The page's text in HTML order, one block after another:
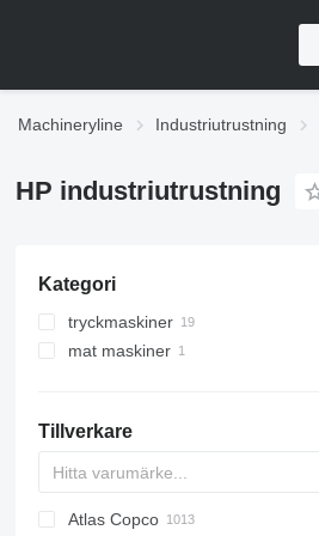
Machineryline Industriutrustning
HP industriutrustning
Kategori
tryckmaskiner
skrivare
storformatsskrivare
multifunktionsenheter
offsettryckmaskiner
förtryck utrustning
professionella skanners
mat maskiner
Tillverkare
PDS
APD
AB
Ensis
VZ
AG3
Atlas Copco